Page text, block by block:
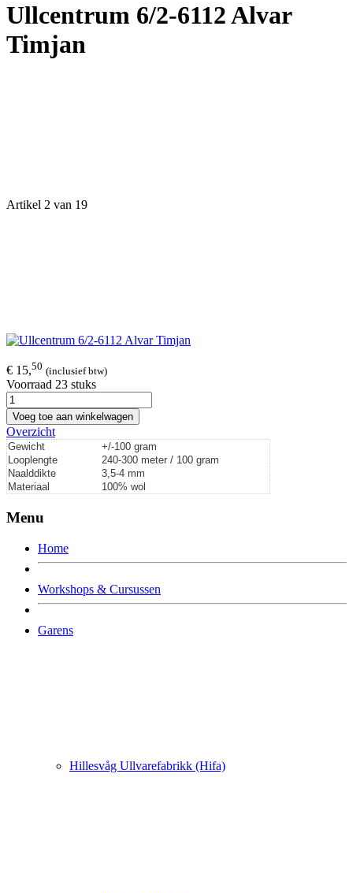
Ullcentrum 6/2-6112 Alvar
Timjan
Artikel 2 van 19
€ 15,50 (inclusief btw)
Voorraad 23 stuks
Voeg toe aan winkelwagen
Overzicht
Gewicht
+/-100 gram
Looplengte
240-300 meter / 100 gram
Naalddikte
3,5-4 mm
Materiaal
100% wol
Menu
Home
Workshops & Cursussen
Garens
Hillesvåg Ullvarefabrikk (Hifa)